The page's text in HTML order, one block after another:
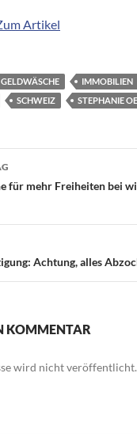
Artikel
GELDWÄSCHE IMMOBILIEN
SCHWEIZ STEPHANIE
für mehr Freiheiten bei
Achtung, alles
KOMMENTAR
wird nicht veröffentlicht.